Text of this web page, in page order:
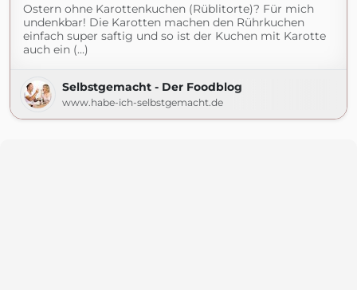
Ostern ohne Karottenkuchen (Rüblitorte)? Für mich
undenkbar! Die Karotten machen den Rührkuchen
einfach super saftig und so ist der Kuchen mit Karotte
auch ein (...)
Selbstgemacht - Der Foodblog
www.habe-ich-selbstgemacht.de